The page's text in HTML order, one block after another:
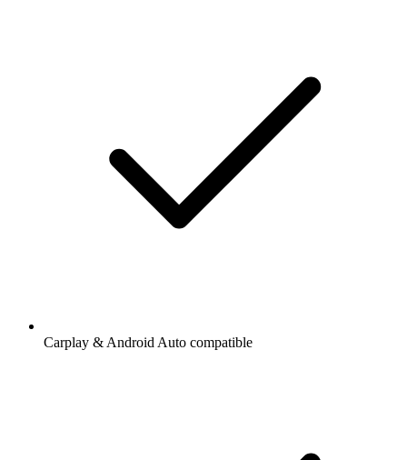
Carplay & Android Auto compatible